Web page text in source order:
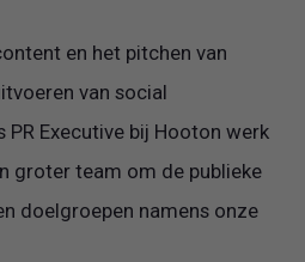
en het pitchen van
van social
PR Executive bij Hooton werk
groter team om de publieke
doelgroepen namens onze